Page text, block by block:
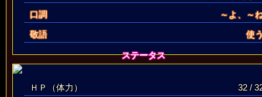
口調
～よ、～
敬語
使
ステータス
ＨＰ（体力）
32 /